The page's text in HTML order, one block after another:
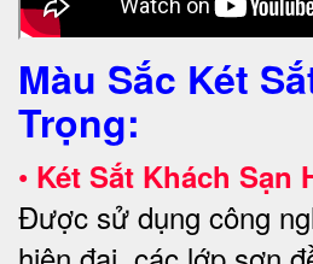
Màu Sắc Két
Trọng:
• Két Sắt Khách Sạn
Được sử dụng công